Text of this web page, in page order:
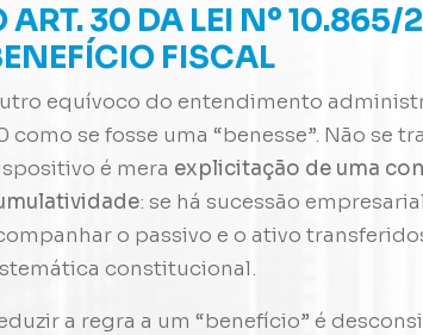
ART. 30 DA LEI Nº
FISCAL
equívoco do entendimento
como se fosse uma “benesse”. Não se
é mera explicitação de uma
: se há sucessão
o passivo e o ativo
constitucional.
a regra a um “benefício” é